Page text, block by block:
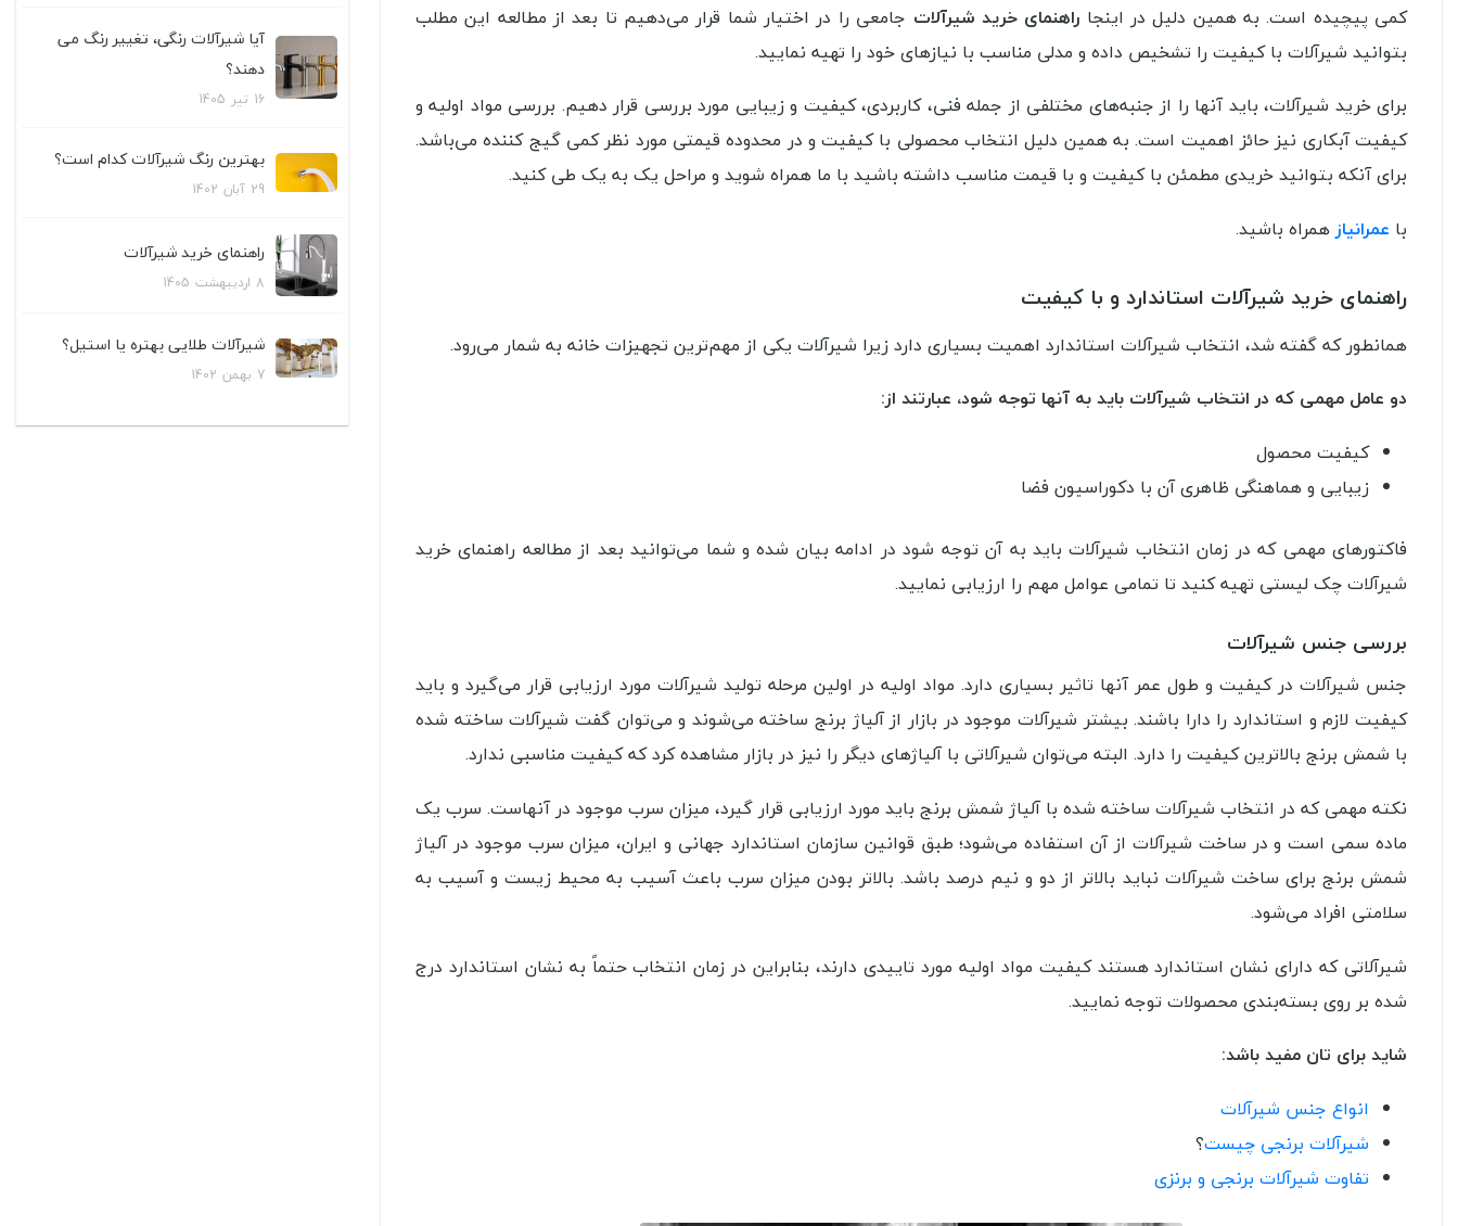
کمی پیچیده است. به همین دلیل در اینجا راهنمای خرید شیرآلات جامعی را در اختیار شما قرار می‌دهیم تا بعد از مطالعه این مطلب
بتوانید شیرآلات با کیفیت را تشخیص داده و مدلی مناسب با نیازهای خود را تهیه نمایید.
برای خرید شیرآلات، باید آنها را از جنبه‌های مختلفی از جمله فنی، کاربردی، کیفیت و زیبایی مورد بررسی قرار دهیم. بررسی مواد اولیه و
کیفیت آبکاری نیز حائز اهمیت است. به همین دلیل انتخاب محصولی با کیفیت و در محدوده قیمتی مورد نظر کمی گیج کننده می‌باشد.
برای آنکه بتوانید خریدی مطمئن با کیفیت و با قیمت مناسب داشته باشید با ما همراه شوید و مراحل یک به یک طی کنید.
با عمرانیازهمراه باشید.
راهنمای خرید شیرآلات استاندارد و با کیفیت
همانطور که گفته شد، انتخاب شیرآلات استاندارد اهمیت بسیاری دارد زیرا شیرآلات یکی از مهم‌ترین تجهیزات خانه به شمار می‌رود.
دو عامل مهمی که در انتخاب شیرآلات باید به آنها توجه شود، عبارتند از:
کیفیت محصول
زیبایی و هماهنگی ظاهری آن با دکوراسیون فضا
فاکتورهای مهمی که در زمان انتخاب شیرآلات باید به آن توجه شود در ادامه بیان شده و شما می‌توانید بعد از مطالعه راهنمای خرید
شیرآلات چک لیستی تهیه کنید تا تمامی عوامل مهم را ارزیابی نمایید.
بررسی جنس شیرآلات
جنس شیرآلات در کیفیت و طول عمر آنها تاثیر بسیاری دارد. مواد اولیه در اولین مرحله تولید شیرآلات مورد ارزیابی قرار می‌گیرد و باید
کیفیت لازم و استاندارد را دارا باشند. بیشتر شیرآلات موجود در بازار از آلیاژ برنج ساخته می‌شوند و می‌توان گفت شیرآلات ساخته شده
با شمش برنج بالاترین کیفیت را دارد. البته می‌توان شیرآلاتی با آلیاژ‌های دیگر را نیز در بازار مشاهده کرد که کیفیت مناسبی ندارد.
نکته مهمی که در انتخاب شیرآلات ساخته شده با آلیاژ شمش برنج باید مورد ارزیابی قرار گیرد، میزان سرب موجود در آنهاست. سرب یک
ماده سمی است و در ساخت شیرآلات از آن استفاده می‌شود؛ طبق قوانین سازمان استاندارد جهانی و ایران، میزان سرب موجود در آلیاژ
شمش برنج برای ساخت شیرآلات نباید بالاتر از دو و نیم درصد باشد. بالاتر بودن میزان سرب باعث آسیب به محیط زیست و آسیب به
سلامتی افراد می‌شود.
شیرآلاتی که دارای نشان استاندارد هستند کیفیت مواد اولیه مورد تاییدی دارند، بنابراین در زمان انتخاب حتماً به نشان استاندارد درج
شده بر روی بسته‌بندی محصولات توجه نمایید.
شاید برای تان مفید باشد:
انواع جنس شیرآلات
شیرآلات برنجی چیست؟
تفاوت شیرآلات برنجی و برنزی
آیا شیرآلات رنگی، تغییر رنگ می
دهند؟
16 تیر 1405
بهترین رنگ شیرآلات کدام است؟
29 آبان 1402
راهنمای خرید شیرآلات
8 اردیبهشت 1405
شیرآلات طلایی بهتره یا استیل؟
7 بهمن 1402